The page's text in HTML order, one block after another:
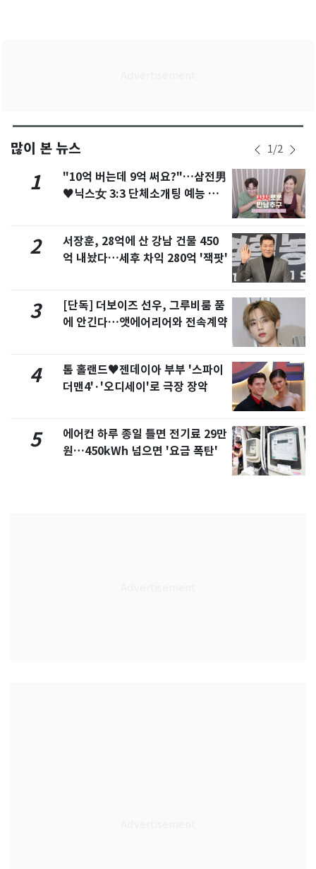
많이 본 뉴스 1/2
1
"10억 버는데 9억 써요?"…삼전男
♥닉스女 3:3 단체소개팅 예능 화
2
서장훈, 28억에 산 강남 건물 450
억 내놨다…세후 차익 280억 '잭팟'
3
[단독] 더보이즈 선우, 그루비룸 품
에 안긴다…앳에어리어와 전속계약
4
톰 홀랜드♥젠데이아 부부 '스파이
더맨4'·'오디세이'로 극장 장악
5
에어컨 하루 종일 틀면 전기료 29만
원…450kWh 넘으면 '요금 폭탄'